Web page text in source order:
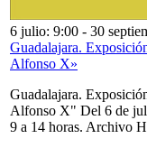
6 julio: 9:00 - 30
Guadalajara.
Alfonso X»
Guadalajara.
Alfonso X" Del 6 de
9 a 14 horas. Archivo